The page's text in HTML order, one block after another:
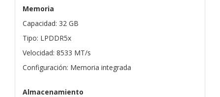
Memoria
Capacidad: 32 GB
Tipo: LPDDR5x
Velocidad: 8533 MT/s
Configuración: Memoria integrada
Almacenamiento